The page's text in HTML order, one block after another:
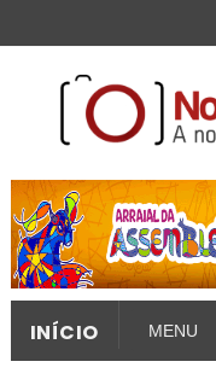
INÍCIO